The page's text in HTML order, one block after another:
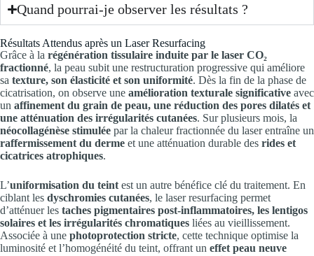
Quand pourrai-je observer les résultats ?
Résultats Attendus après un Laser Resurfacing
Grâce à la régénération tissulaire induite par le laser CO₂
fractionné, la peau subit une restructuration progressive qui améliore
sa texture, son élasticité et son uniformité. Dès la fin de la phase de
cicatrisation, on observe une amélioration texturale significative avec
un affinement du grain de peau, une réduction des pores dilatés et
une atténuation des irrégularités cutanées. Sur plusieurs mois, la
néocollagénèse stimulée par la chaleur fractionnée du laser entraîne un
raffermissement du derme et une atténuation durable des rides et
cicatrices atrophiques.
L’uniformisation du teint est un autre bénéfice clé du traitement. En
ciblant les dyschromies cutanées, le laser resurfacing permet
d’atténuer les taches pigmentaires post-inflammatoires, les lentigos
solaires et les irrégularités chromatiques liées au vieillissement.
Associée à une photoprotection stricte, cette technique optimise la
luminosité et l’homogénéité du teint, offrant un effet peau neuve